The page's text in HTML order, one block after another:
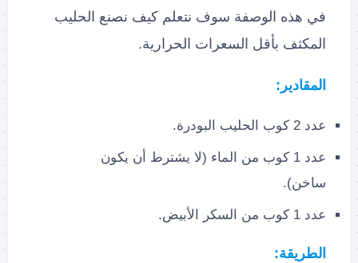
في هذه الوصفة سوف نتعلم كيف نصنع الحليب
المكثف بأقل السعرات الحرارية.
المقادير:
عدد 2 كوب الحليب البودرة.
عدد 1 كوب من الماء (لا يشترط أن يكون
ساخن).
عدد 1 كوب من السكر الأبيض.
الطريقة: